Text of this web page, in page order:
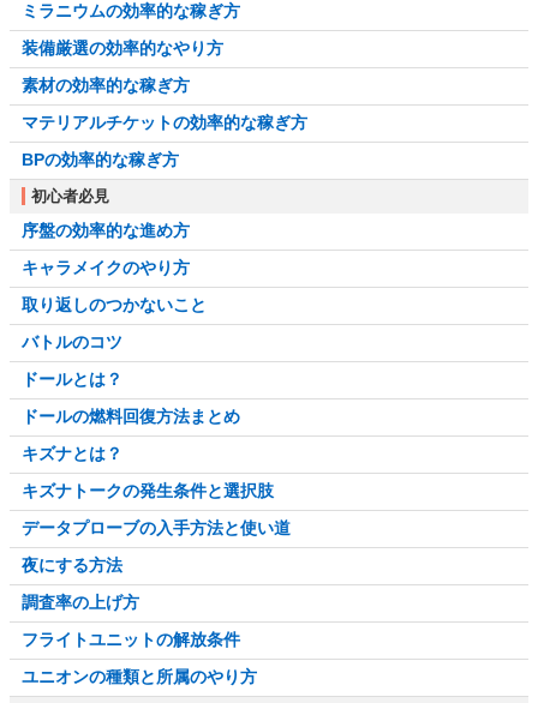
ミラニウムの効率的な稼ぎ方
装備厳選の効率的なやり方
素材の効率的な稼ぎ方
マテリアルチケットの効率的な稼ぎ方
BPの効率的な稼ぎ方
初心者必見
序盤の効率的な進め方
キャラメイクのやり方
取り返しのつかないこと
バトルのコツ
ドールとは？
ドールの燃料回復方法まとめ
キズナとは？
キズナトークの発生条件と選択肢
データプローブの入手方法と使い道
夜にする方法
調査率の上げ方
フライトユニットの解放条件
ユニオンの種類と所属のやり方